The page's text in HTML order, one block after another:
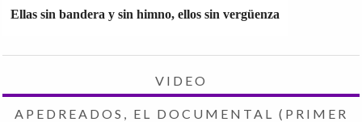
Ellas sin bandera y sin himno, ellos sin vergüenza
VIDEO
APEDREADOS, EL DOCUMENTAL (PRIMER